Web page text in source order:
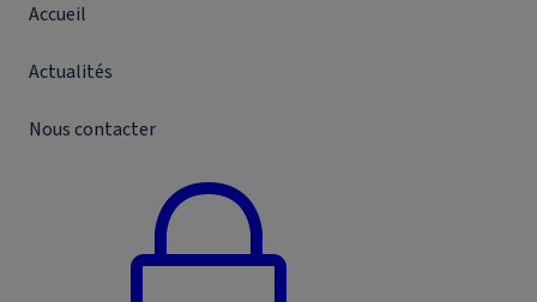
Accueil
Actualités
Nous contacter